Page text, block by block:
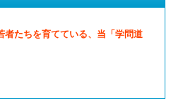
者たちを育てている、当「学問道